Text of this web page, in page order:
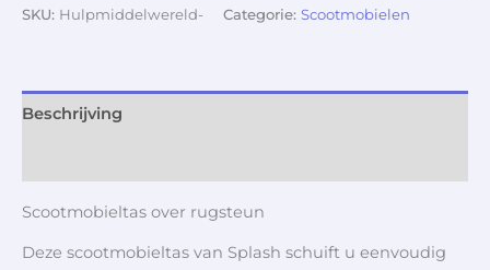
SKU: Hulpmiddelwereld- Categorie: Scootmobielen
Beschrijving
Scootmobieltas over rugsteun
Deze scootmobieltas van Splash schuift u eenvoudig